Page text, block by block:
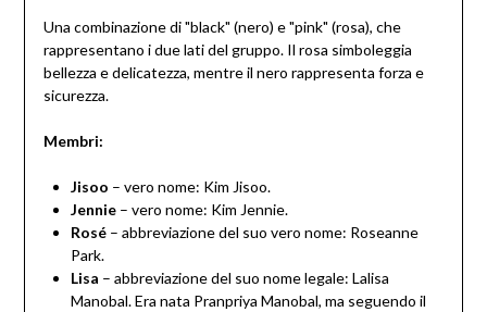
Una combinazione di "black" (nero) e "pink" (rosa), che
rappresentano i due lati del gruppo. Il rosa simboleggia
bellezza e delicatezza, mentre il nero rappresenta forza e
sicurezza.
Membri:
Jisoo – vero nome: Kim Jisoo.
Jennie– vero nome: Kim Jennie.
Rosé– abbreviazione del suo vero nome: Roseanne
Park.
Lisa – abbreviazione del suo nome legale: Lalisa
Manobal. Era nata Pranpriya Manobal, ma seguendo il